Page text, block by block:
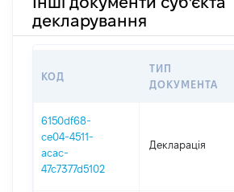
декларування
КОД
ТИП
ДОКУМЕНТА
6150df68-
ce04-4511-
acac-
47c7377d5102
Декларація